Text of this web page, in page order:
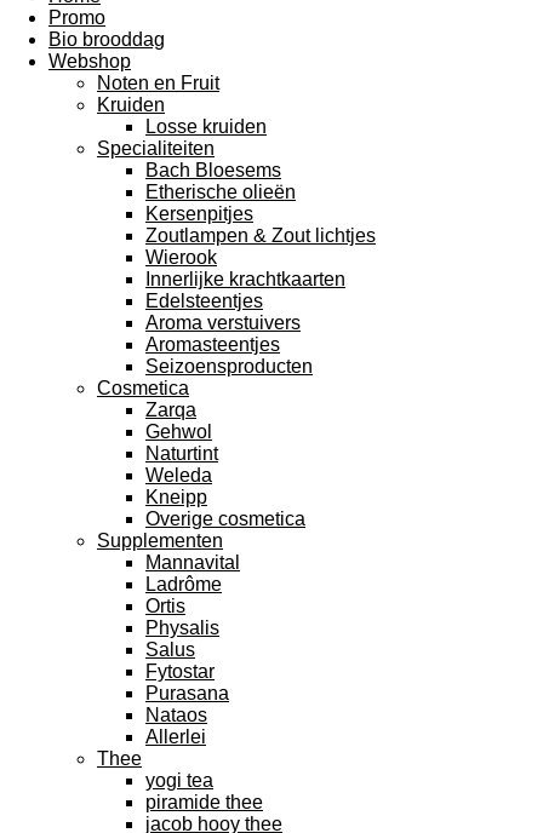
Promo
Bio brooddag
Webshop
Noten en Fruit
Kruiden
Losse kruiden
Specialiteiten
Bach Bloesems
Etherische olieën
Kersenpitjes
Zoutlampen & Zout lichtjes
Wierook
Innerlijke krachtkaarten
Edelsteentjes
Aroma verstuivers
Aromasteentjes
Seizoensproducten
Cosmetica
Zarqa
Gehwol
Naturtint
Weleda
Kneipp
Overige cosmetica
Supplementen
Mannavital
Ladrôme
Ortis
Physalis
Salus
Fytostar
Purasana
Nataos
Allerlei
Thee
yogi tea
piramide thee
jacob hooy thee